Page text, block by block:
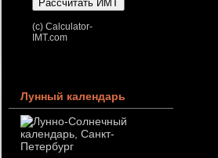
(c) Calculator-
IMT.com
Лунный календарь